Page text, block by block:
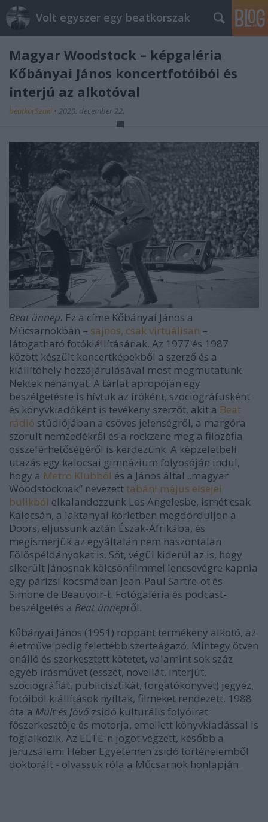
Volt egyszer egy beatkorszak
Magyar Woodstock – képgaléria
Kőbányai János koncertfotóiból és
interjú az alkotóval
beatkorSzaki • 2020. december 22.
Beat ünnep. Ez a címe Kőbányai János a
Műcsarnokban – sajnos, csak virtuálisan –
látogatható fotókiállításának. Az 1977 és 1987
között készült koncertképekből a szerző és a
kiállítóhely hozzájárulásával most megmutatunk
Nektek néhányat. A tárlat apropóján egy
beszélgetésre is hívtuk az íróként, szociográfusként
és könyvkiadóként is tevékeny szerzőt, akit a Beat
rádió stúdiójában a csöves jelenségről, a margóra
szorult nemzedékről és a rockzene meg a filozófia
összeférhetőségéről is kérdezünk. A képzeletbeli
utazás egy kalocsai gimnázium folyosóján indul,
hogy a Metro Klubból és a János által „magyar
Woodstocknak” nevezetttabáni május elsejei
bulikból elkalandozzunk Los Angelesbe, ismét csak
Kalocsán, a laktanyai körletben megdördüljön a
Doors, eljussunk aztán Észak-Afrikába, és
megismerjük az egyáltalán nem haszontalan
Fölöspéldányokat is. Sőt, végül kiderül az is, hogy
sikerült Jánosnak kölcsönfilmmel lencsevégre kapnia
egy párizsi kocsmában Jean-Paul Sartre-ot és
Simone de Beauvoir-t. Fotógaléria és podcast-
beszélgetés a Beat ünnepről.
Kőbányai János (1951) roppant termékeny alkotó, az
életműve pedig felettébb szerteágazó. Mintegy ötven
önálló és szerkesztett kötetet, valamint sok száz
egyéb írásművet (esszét, novellát, interjút,
szociográfiát, publicisztikát, forgatókönyvet) jegyez,
fotóiból kiállítások nyíltak, filmeket rendezett. 1988
óta a Múlt és Jövő zsidó kulturális folyóirat
főszerkesztője és motorja, emellett könyvkiadással is
foglalkozik. Az ELTE-n jogot végzett, később a
jeruzsálemi Héber Egyetemen zsidó történelemből
doktorált - olvassuk róla a Műcsarnok honlapján.